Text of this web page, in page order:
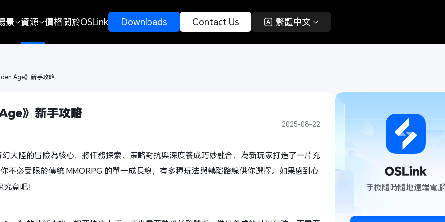
景 資源 價格關於OSLink Downloads Contact Us 繁體中文
Age》新手攻略
》新手攻略
2025-08-22
大陸的冒險為核心，將任務探索、策略對抗與深度養成巧妙融合，為新玩家打造了一片充
不必受限於傳統 MMORPG 的單一成長線，有多種玩法與轉職路線供你選擇。如果感到心
竟吧！
手機隨時隨地遠端電腦